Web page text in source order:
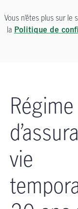
Passer à la navigation
Passer au contenu
Passer au pied de page
Vous n’êtes plus sur
la Politique de
Régime
vie